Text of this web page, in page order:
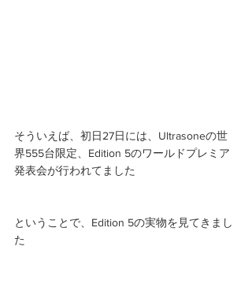
そういえば、初日27日には、Ultrasoneの世
界555台限定、Edition 5のワールドプレミア
発表会が行われてました
ということで、Edition 5の実物を見てきまし
た